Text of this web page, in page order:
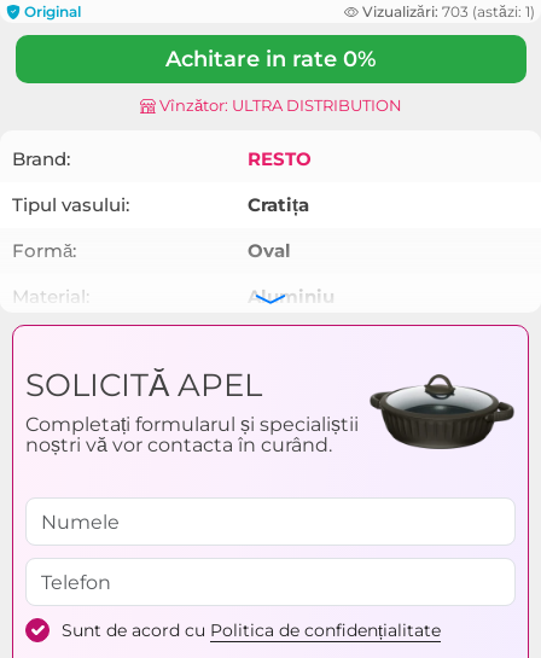
Original Vizualizări: 703 (astăzi: 1)
Achitare in rate 0%
Vînzător: ULTRA DISTRIBUTION
Brand:
RESTO
Tipul vasului:
Cratița
Formă:
Oval
Material:
Aluminiu
Acoperire internă:
Materialul capacului:
Sticlă. Silicon
Culoarea:
Maro
SOLICITĂ APEL
Completați formularul și specialiștii
noștri vă vor contacta în curând.
Sunt de acord cu Politica de confidențialitate